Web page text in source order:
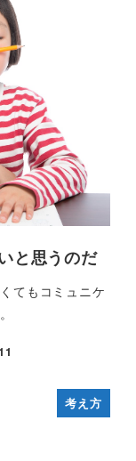
と思うのだ
てもコミュニケ
考え方